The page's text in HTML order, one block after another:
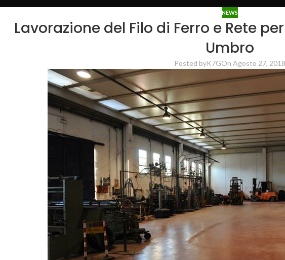
NEWS
Lavorazione del Filo di Ferro e Rete
Umbro
Posted byK7GOn Agosto 27, 2018